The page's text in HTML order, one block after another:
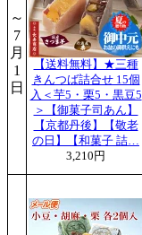
～
7
月
1
日
【送料無料】★三種
きんつば詰合せ 15個
入＜芋5・栗5・黒豆5
＞【御菓子司あん】
【京都丹後】【敬老
の日】【和菓子 詰…
3,210円